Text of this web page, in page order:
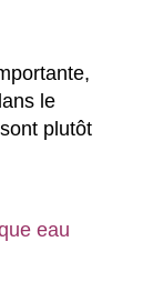
le
plutôt
eau